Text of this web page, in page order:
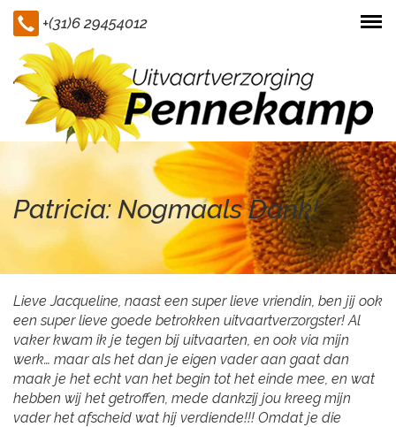
+(31)6 29454012
Patricia: Nogmaals Dank!
Lieve Jacqueline, naast een super lieve vriendin, ben jij ook
een super lieve goede betrokken uitvaartverzorgster! Al
vaker kwam ik je tegen bij uitvaarten, en ook via mijn
werk… maar als het dan je eigen vader aan gaat dan
maak je het echt van het begin tot het einde mee, en wat
hebben wij het getroffen, mede dankzij jou kreeg mijn
vader het afscheid wat hij verdiende!!! Omdat je die